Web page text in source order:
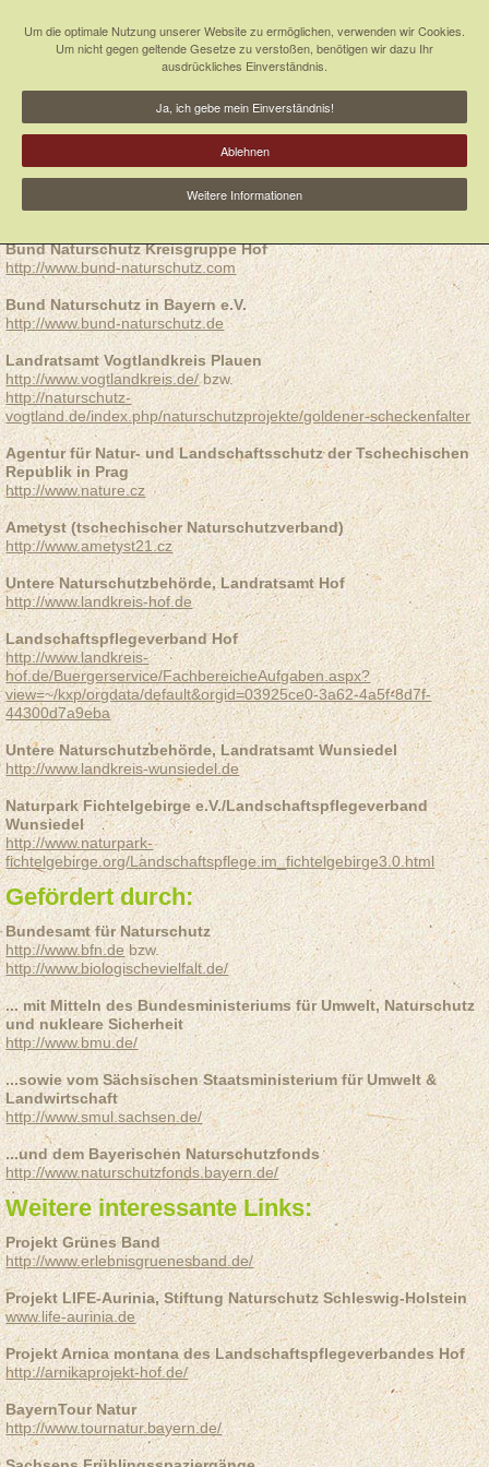
Projektbeteiligte:
Bund Naturschutz Kreisgruppe Hof
http://www.bund-naturschutz.com
Bund Naturschutz in Bayern e.V.
http://www.bund-naturschutz.de
Landratsamt Vogtlandkreis Plauen
http://www.vogtlandkreis.de/bzw.
http://naturschutz-
vogtland.de/index.php/naturschutzprojekte/goldener-scheckenfalter
Agentur für Natur- und Landschaftsschutz der Tschechischen
Republik in Prag
http://www.nature.cz
Ametyst (tschechischer Naturschutzverband)
http://www.ametyst21.cz
Untere Naturschutzbehörde, Landratsamt Hof
http://www.landkreis-hof.de
Landschaftspflegeverband Hof
http://www.landkreis-
hof.de/Buergerservice/FachbereicheAufgaben.aspx?
view=~/kxp/orgdata/default&orgid=03925ce0-3a62-4a5f-8d7f-
44300d7a9eba
Untere Naturschutzbehörde, Landratsamt Wunsiedel
http://www.landkreis-wunsiedel.de
Naturpark Fichtelgebirge e.V./Landschaftspflegeverband
Wunsiedel
http://www.naturpark-
fichtelgebirge.org/Landschaftspflege.im_fichtelgebirge3.0.html
Gefördert durch:
Bundesamt für Naturschutz
http://www.bfn.de bzw.
http://www.biologischevielfalt.de/
... mit Mitteln des Bundesministeriums für Umwelt, Naturschutz
und nukleare Sicherheit
http://www.bmu.de/
...sowie vom Sächsischen Staatsministerium für Umwelt &
Landwirtschaft
http://www.smul.sachsen.de/
...und dem Bayerischen Naturschutzfonds
http://www.naturschutzfonds.bayern.de/
Weitere interessante Links:
Projekt Grünes Band
http://www.erlebnisgruenesband.de/
Projekt LIFE-Aurinia, Stiftung Naturschutz Schleswig-Holstein
www.life-aurinia.de
Projekt Arnica montana des Landschaftspflegeverbandes Hof
http://arnikaprojekt-hof.de/
BayernTour Natur
http://www.tournatur.bayern.de/
Um die optimale Nutzung unserer Website zu ermöglichen, verwenden wir Cookies.
Um nicht gegen geltende Gesetze zu verstoßen, benötigen wir dazu Ihr
ausdrückliches Einverständnis.
Ja, ich gebe mein Einverständnis!
Ablehnen
Weitere Informationen